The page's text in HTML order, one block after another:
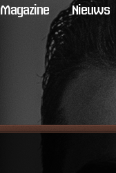
Magazine Nieuws